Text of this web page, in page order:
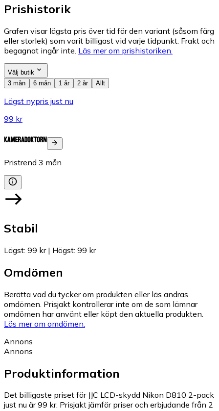
Prishistorik
Grafen visar lägsta pris över tid för den variant (såsom färg
eller storlek) som varit billigast vid varje tidpunkt. Frakt och
begagnat ingår inte. Läs mer om prishistoriken.
Välj butik
3 mån
6 mån 1 år 2 år Allt
Lägst nypris just nu
99 kr
Pristrend 3 mån
Stabil
Lägst: 99 kr| Högst: 99 kr
Omdömen
Berätta vad du tycker om produkten eller läs andras
omdömen. Prisjakt kontrollerar inte om de som lämnar
omdömen har använt eller köpt den aktuella produkten.
Läs mer om omdömen.
Annons
Annons
Produktinformation
Det billigaste priset för JJC LCD-skydd Nikon D810 2-pack
just nu är 99 kr. Prisjakt jämför priser och erbjudande från 2